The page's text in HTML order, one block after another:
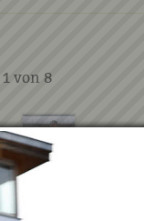
1 von 8